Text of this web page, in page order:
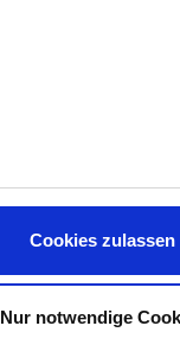
Cookies zulassen
Nur notwendige
(endet ca. 11:00
mit Ausflugspaket
als Ausflugspaket
einzeln an Bord
nur an Bord buchbar.
an Bord gebucht